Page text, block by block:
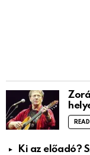
Ki az előadó?